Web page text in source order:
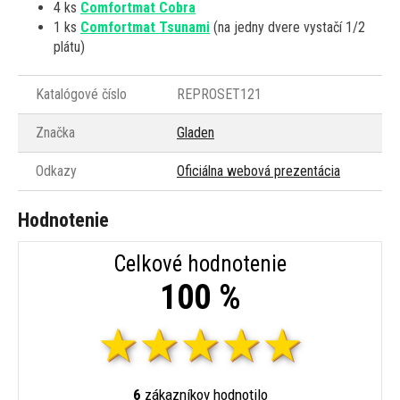
4 ks Comfortmat Cobra
1 ks Comfortmat Tsunami (na jedny dvere vystačí 1/2
plátu)
Katalógové číslo REPROSET121
Značka Gladen
Odkazy Oficiálna webová prezentácia
Hodnotenie
Celkové hodnotenie
100 %
6 zákazníkov hodnotilo